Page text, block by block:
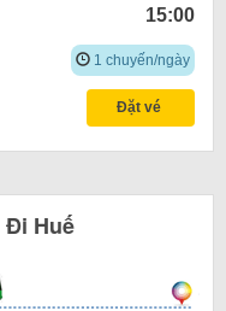
15:00
1 chuyến/ngày
Đặt vé
Đi Huế